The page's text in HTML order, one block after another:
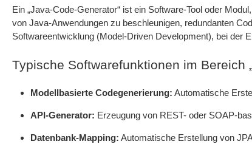
Ein „Java-Code-Generator“ ist ein Software-Tool oder
von Java-Anwendungen zu beschleunigen, redundanten
Softwareentwicklung (Model-Driven Development), bei der
Typische Softwarefunktionen im Bereich
Modellbasierte Codegenerierung: Automatische
API-Generator: Erzeugung von REST- oder SOAP-
Datenbank-Mapping: Automatische Erstellung von